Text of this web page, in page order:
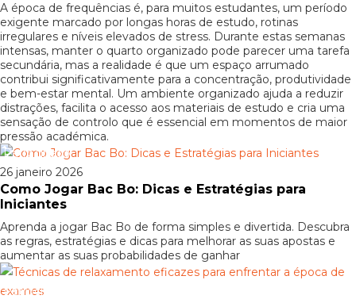
A época de frequências é, para muitos estudantes, um período
exigente marcado por longas horas de estudo, rotinas
irregulares e níveis elevados de stress. Durante estas semanas
intensas, manter o quarto organizado pode parecer uma tarefa
secundária, mas a realidade é que um espaço arrumado
contribui significativamente para a concentração, produtividade
e bem-estar mental. Um ambiente organizado ajuda a reduzir
distrações, facilita o acesso aos materiais de estudo e cria uma
sensação de controlo que é essencial em momentos de maior
pressão académica.
Patrocinado
26 janeiro 2026
Como Jogar Bac Bo: Dicas e Estratégias para
Iniciantes
Aprenda a jogar Bac Bo de forma simples e divertida. Descubra
as regras, estratégias e dicas para melhorar as suas apostas e
aumentar as suas probabilidades de ganhar
Patrocinado